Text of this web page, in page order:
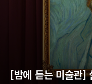
[밤에 듣는 미술관]